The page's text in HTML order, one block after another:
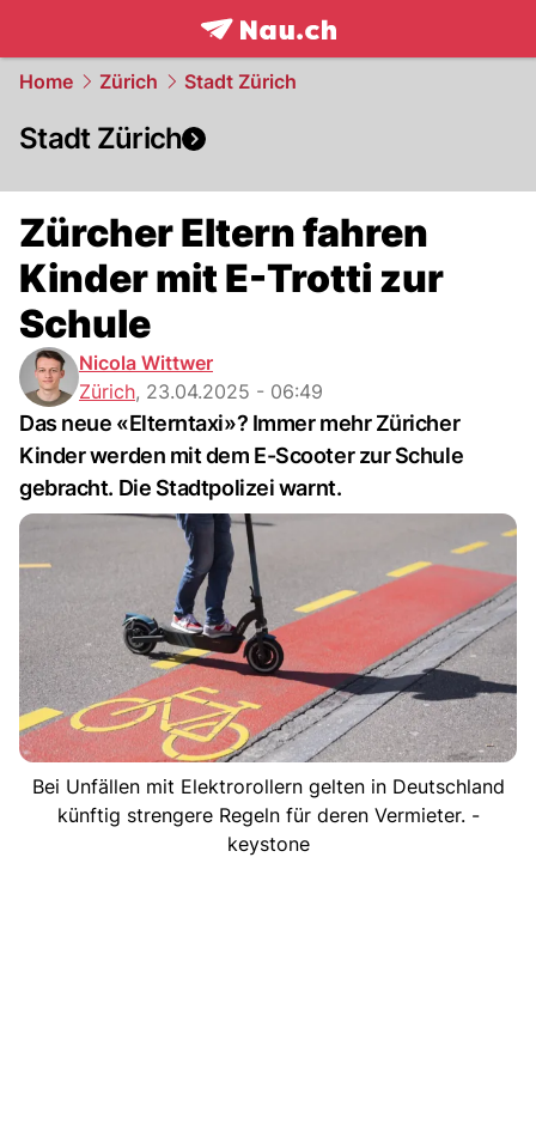
frontpage.NAU.ch
Home Zürich Stadt Zürich
Stadt Zürich
Zürcher Eltern fahren
Kinder mit E-Trotti zur
Schule
Nicola Wittwer
Zürich, 23.04.2025 - 06:49
Das neue «Elterntaxi»? Immer mehr Züricher
Kinder werden mit dem E-Scooter zur Schule
gebracht. Die Stadtpolizei warnt.
Bei Unfällen mit Elektrorollern gelten in Deutschland
künftig strengere Regeln für deren Vermieter. -
keystone